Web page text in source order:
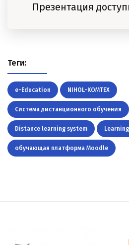
Презентация
Теги:
e-Education NIHOL-KOMTEX
Система дистанционного обучения
Distance learning system
обучающая платформа Moodle